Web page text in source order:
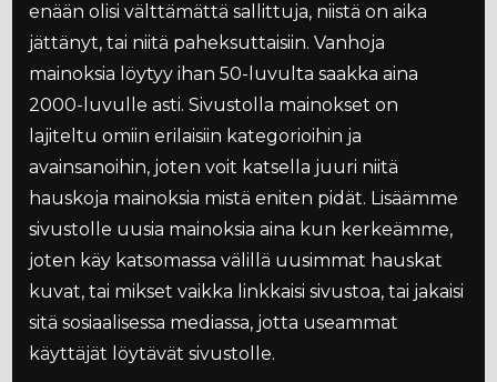
enään olisi välttämättä sallittuja, niistä on aika
jättänyt, tai niitä paheksuttaisiin. Vanhoja
mainoksia löytyy ihan 50-luvulta saakka aina
2000-luvulle asti. Sivustolla mainokset on
lajiteltu omiin erilaisiin kategorioihin ja
avainsanoihin, joten voit katsella juuri niitä
hauskoja mainoksia mistä eniten pidät. Lisäämme
sivustolle uusia mainoksia aina kun kerkeämme,
joten käy katsomassa välillä uusimmat hauskat
kuvat, tai mikset vaikka linkkaisi sivustoa, tai jakaisi
sitä sosiaalisessa mediassa, jotta useammat
käyttäjät löytävät sivustolle.